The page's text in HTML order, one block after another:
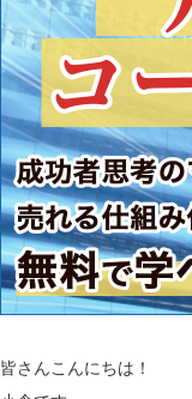
皆さんこんにちは！